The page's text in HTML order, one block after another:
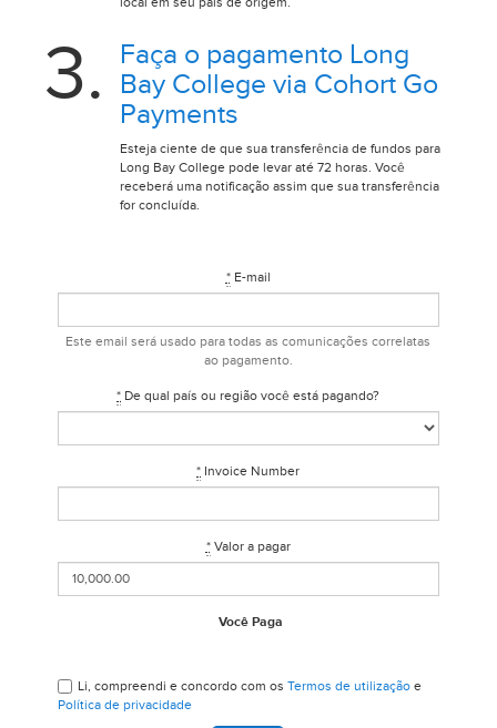
3.
Faça o pagamento Long
Bay College via Cohort Go
Payments
Esteja ciente de que sua transferência de fundos para
Long Bay College pode levar até 72 horas. Você
receberá uma notificação assim que sua transferência
for concluída.
*E-mail
Este email será usado para todas as comunicações correlatas
ao pagamento.
* De qual país ou região você está pagando?
* Invoice Number
*Valor a pagar
Você Paga
Li, compreendi e concordo com osTermos de utilização e
Política de privacidade